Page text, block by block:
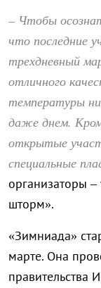
– Чтобы
что последние
трехдневный
отличного
температуры
даже днем.
открытые
специальные
организаторы –
шторм».
«Зимниада»
марте. Она
правительства